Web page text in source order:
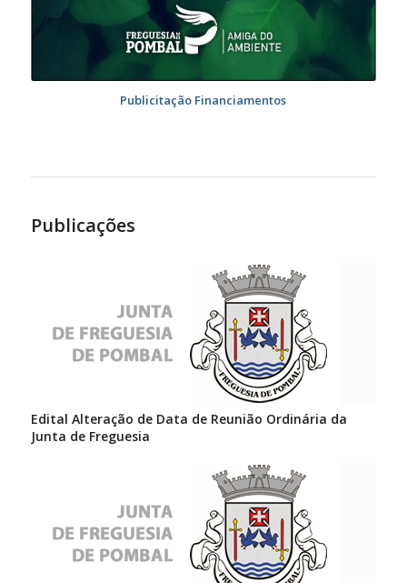
Publicitação Financiamentos
Publicações
Edital Alteração de Data de Reunião Ordinária da
Junta de Freguesia